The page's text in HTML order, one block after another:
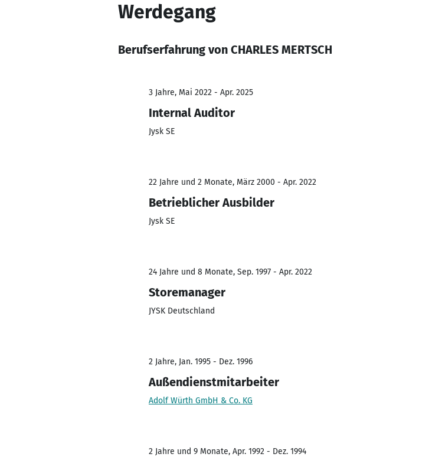
Werdegang
Berufserfahrung von CHARLES MERTSCH
3 Jahre, Mai 2022 - Apr. 2025
Internal Auditor
Jysk SE
22 Jahre und 2 Monate, März 2000 - Apr. 2022
Betrieblicher Ausbilder
Jysk SE
24 Jahre und 8 Monate, Sep. 1997 - Apr. 2022
Storemanager
JYSK Deutschland
2 Jahre, Jan. 1995 - Dez. 1996
Außendienstmitarbeiter
Adolf Würth GmbH & Co. KG
2 Jahre und 9 Monate, Apr. 1992 - Dez. 1994